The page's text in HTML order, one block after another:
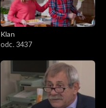
Klan
odc. 3437